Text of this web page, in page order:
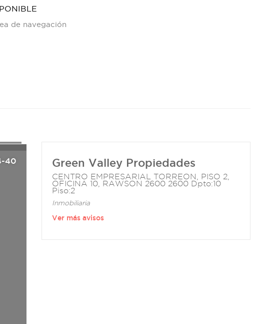
de navegación
40 Green Valley Propiedades
CENTRO EMPRESARIAL TORREON, PISO 2,
OFICINA 10, RAWSON 2600 2600 Dpto:10
Piso:2
Inmobiliaria
Ver más avisos